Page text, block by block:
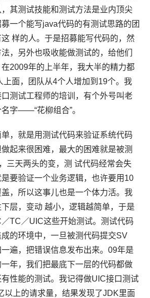
其测试技能和测试方法是业内顶尖
一个能写java代码的有测试思路的团
样的人。于是招募能写代码的，然
，另外也吸收能做测试的，给他们
2009年的上半年，我大半的精力都
上面，团队从4个人增加到19个。我
测试工程师的培训，有个外号叫老
字——“花柳组合”。
，就是用测试代码来验证系统代码
起来很困难，最大的困难就是被测
三天两头的变，测 试代码经常会失
要验证一个业务逻辑，也许要用10
，所以这事儿也是一个体力活。我
层，变动 越小，逻辑越简单，于是
TC／UIC这些开始测试。测试代码
的环境中，一旦被测代码提交SV
遍，把错误信息发布出来。09年是
年，我们把最底下一层的代码都做
性能的测试。我记得做UIC接口测试
以上的请求量，结果发现了JDK里面